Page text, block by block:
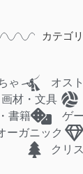
カテゴリ
ゃ オス
画材・文具
書籍
ゲ
ーガニック
クリ